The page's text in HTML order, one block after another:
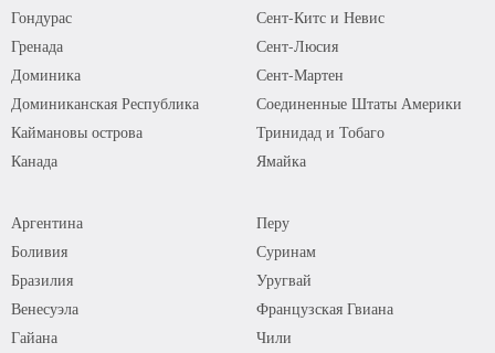
Гондурас
Гренада
Доминика
Доминиканская Республика
Каймановы острова
Канада
Сент-Китс и Невис
Сент-Люсия
Сент-Мартен
Соединенные Штаты Америки
Тринидад и Тобаго
Ямайка
Аргентина
Боливия
Бразилия
Венесуэла
Гайана
Перу
Суринам
Уругвай
Французская Гвиана
Чили